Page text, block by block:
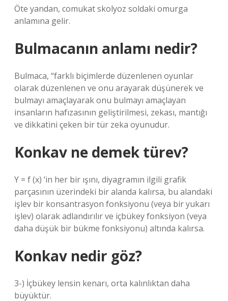
Öte yandan, comukat skolyoz soldaki omurga
anlamına gelir.
Bulmacanın anlamı nedir?
Bulmaca, “farklı biçimlerde düzenlenen oyunlar
olarak düzenlenen ve onu arayarak düşünerek ve
bulmayı amaçlayarak onu bulmayı amaçlayan
insanların hafızasının geliştirilmesi, zekası, mantığı
ve dikkatini çeken bir tür zeka oyunudur.
Konkav ne demek türev?
Y = f (x) ‘in her bir ışını, diyagramın ilgili grafik
parçasının üzerindeki bir alanda kalırsa, bu alandaki
işlev bir konsantrasyon fonksiyonu (veya bir yukarı
işlev) olarak adlandırılır ve içbükey fonksiyon (veya
daha düşük bir bükme fonksiyonu) altında kalırsa.
Konkav nedir göz?
3-) İçbükey lensin kenarı, orta kalınlıktan daha
büyüktür.